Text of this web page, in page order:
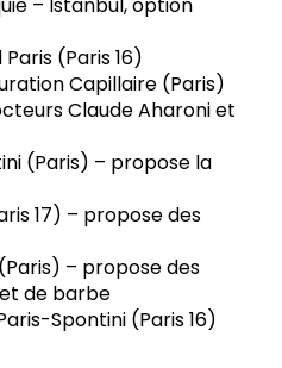
– Istanbul, option
(Paris 16)
Capillaire (Paris)
Claude Aharoni et
(Paris) – propose la
17) – propose des
– propose des
de barbe
Spontini (Paris 16)